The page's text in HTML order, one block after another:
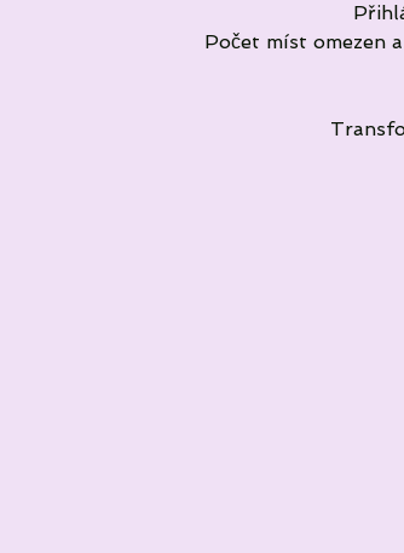
Počet míst omezen